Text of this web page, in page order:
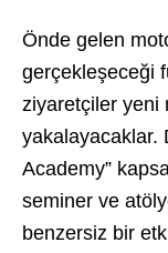
Önde gelen
gerçekleşeceği
ziyaretçiler yeni
yakalayacaklar.
Academy”
seminer ve
benzersiz bir